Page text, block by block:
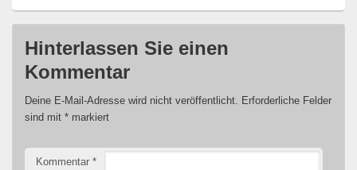
Hinterlassen Sie einen
Kommentar
Deine E-Mail-Adresse wird nicht veröffentlicht. Erforderliche Felder
sind mit * markiert
Kommentar *